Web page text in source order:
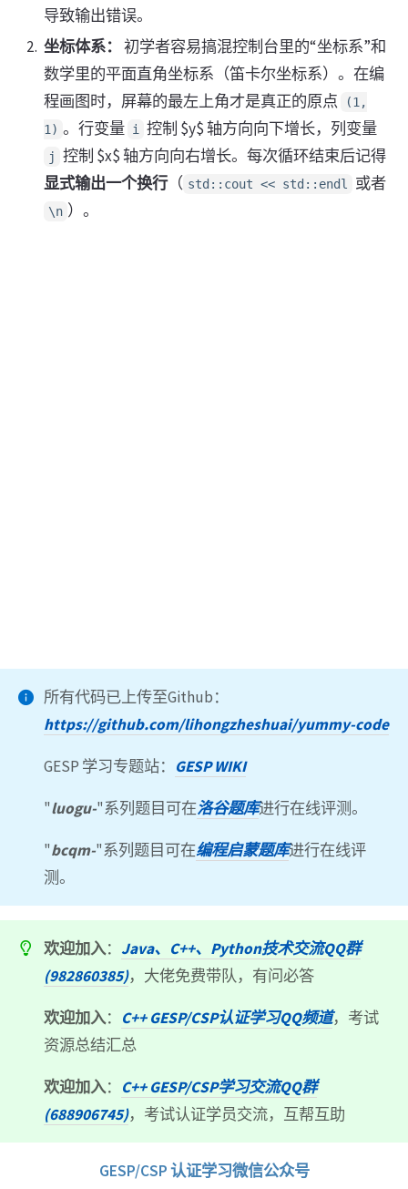
导致输出错误。
坐标体系： 初学者容易搞混控制台里的“坐标系”和
数学里的平面直角坐标系（笛卡尔坐标系）。在编
程画图时，屏幕的最左上角才是真正的原点
(1,
1) 。行变量 i 控制 $y$ 轴方向向下增长，列变量
j
控制 $x$ 轴方向向右增长。每次循环结束后记得
显式输出一个换行（ std::cout << std::endl 或者
\n ）。
所有代码已上传至Github：
https://github.com/lihongzheshuai/yummy-code
GESP 学习专题站： GESP WIKI
"luogu-"系列题目可在洛谷题库进行在线评测。
"bcqm-"系列题目可在编程启蒙题库进行在线评
测。
欢迎加入： Java、C++、Python技术交流QQ群
(982860385)，大佬免费带队，有问必答
欢迎加入： C++ GESP/CSP认证学习QQ频道，考试
资源总结汇总
欢迎加入： C++ GESP/CSP学习交流QQ群
(688906745)，考试认证学员交流，互帮互助
GESP/CSP 认证学习微信公众号